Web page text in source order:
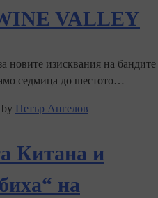
VALLEY
новите изисквания на бандите
седмица до шестото…
by Петър Ангелов
Китана и
на